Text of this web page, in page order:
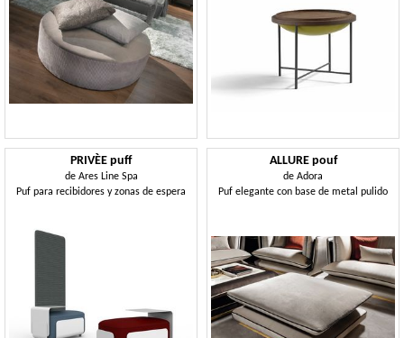
PRIVÈE puff
de Ares Line Spa
Puf para recibidores y zonas de espera
ALLURE pouf
de Adora
Puf elegante con base de metal pulido